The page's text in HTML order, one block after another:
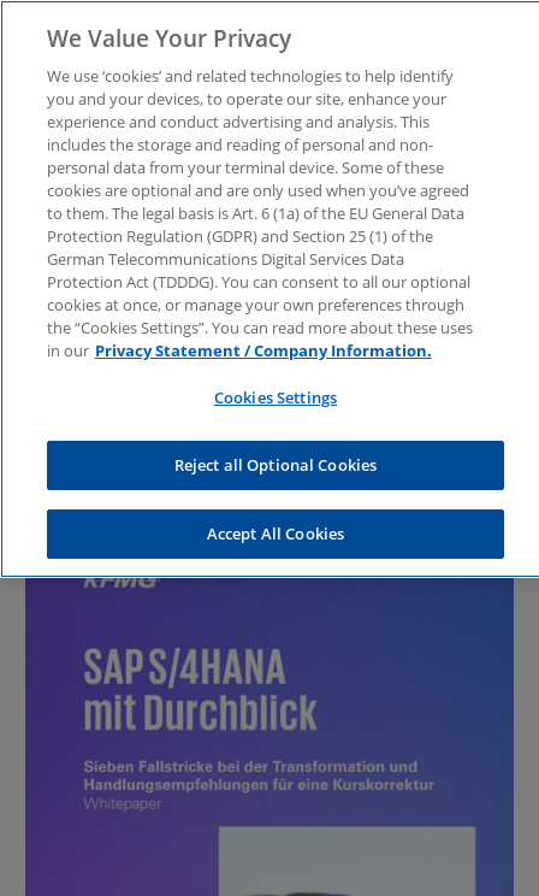
SAP S/4HANA mit
Durchblick – sieben
Fallstricke und
Unternehmen, die ihr ERP-System von SAP auf
die Transformation ist. Wir haben sieben
Fallstricke identifiziert und zeigen im Whitepaper
We Value Your Privacy
We use ‘cookies’ and related technologies to help identify
you and your devices, to operate our site, enhance your
experience and conduct advertising and analysis. This
includes the storage and reading of personal and non-
personal data from your terminal device. Some of these
cookies are optional and are only used when you’ve agreed
to them. The legal basis is Art. 6 (1a) of the EU General Data
Protection Regulation (GDPR) and Section 25 (1) of the
German Telecommunications Digital Services Data
Protection Act (TDDDG). You can consent to all our optional
cookies at once, or manage your own preferences through
the “Cookies Settings”. You can read more about these uses
in our Privacy Statement / Company Information.
Cookies Settings
Reject all Optional Cookies
Accept All Cookies